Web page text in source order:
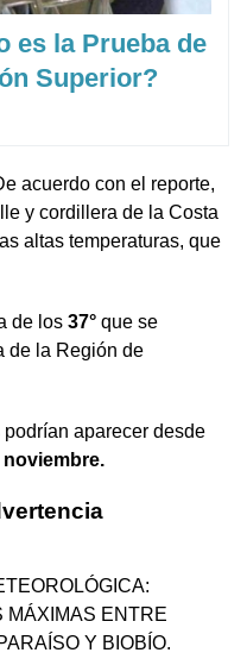
es la Prueba de
Superior?
acuerdo con el reporte,
y cordillera de la Costa
altas temperaturas, que
de los 37° que se
de la Región de
aparecer desde
noviembre.
MÁXIMAS ENTRE
Y BIOBÍO.